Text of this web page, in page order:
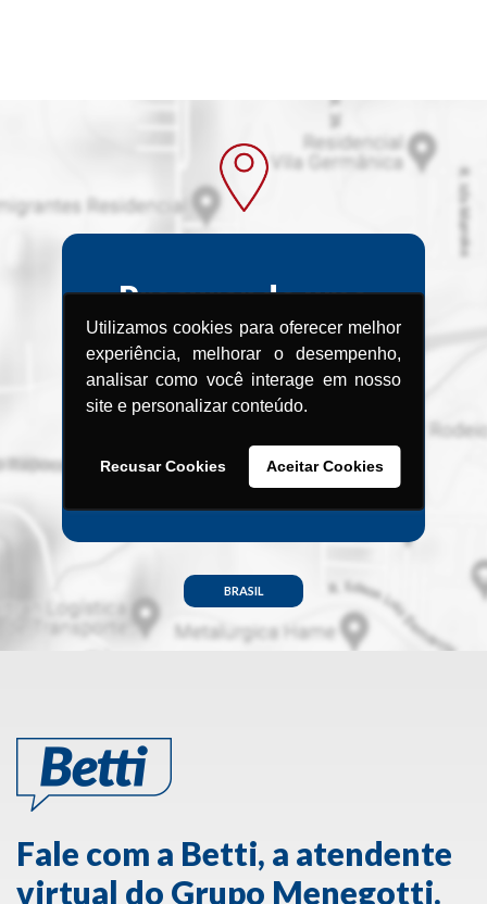
Utilizamos cookies para oferecer melhor
experiência, melhorar o desempenho,
analisar como você interage em nosso
site e personalizar conteúdo.
Recusar Cookies Aceitar Cookies
Procurando uma
Assistência
Técnica?
Menegotti
mais próxima de você.
BRASIL
Fale com a Betti, a atendente
virtual do Grupo Menegotti.